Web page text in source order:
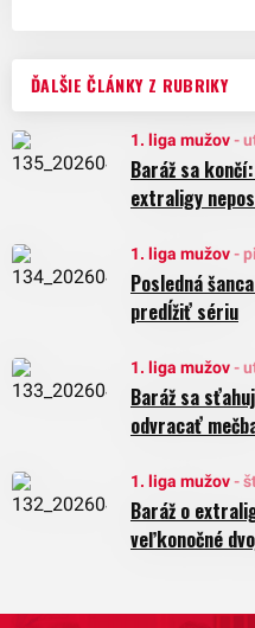
ĎALŠIE ČLÁNKY Z RUBRIKY
1. liga mužov-
Baráž sa
extraligy
1. liga mužov-
Posledná
predĺžiť sériu
1. liga mužov-
Baráž sa
odvracať
1. liga mužov-
Baráž o
veľkonočné